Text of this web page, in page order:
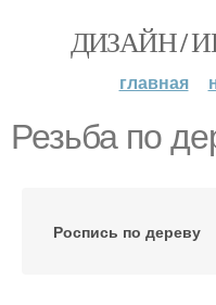
ДИЗАЙН /
главная
Резьба по
Роспись по дереву